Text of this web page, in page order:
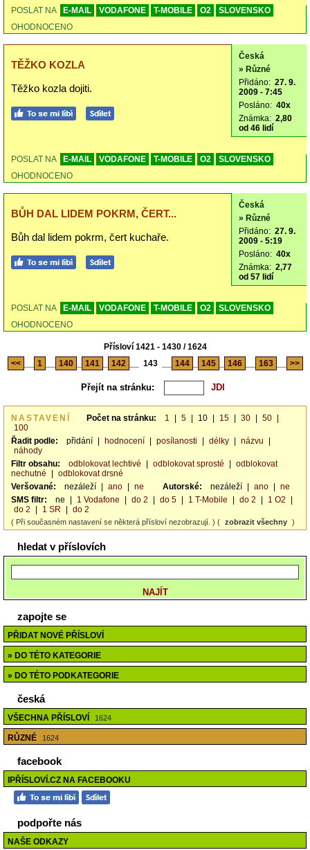
POSLAT NA E-MAIL VODAFONE T-MOBILE O2
SLOVENSKO
OHODNOCENO
TĚŽKO KOZLA
Těžko kozla dojiti.
Česká
» Různé
Přidáno: 27. 9.
2009 - 7:45
Posláno: 40x
Známka: 2,80
od 46 lidí
POSLAT NA E-MAIL VODAFONE T-MOBILE O2
SLOVENSKO
OHODNOCENO
BŮH DAL LIDEM POKRM, ČERT...
Bůh dal lidem pokrm, čert kuchaře.
Česká
» Různé
Přidáno: 27. 9.
2009 - 5:19
Posláno: 40x
Známka: 2,77
od 57 lidí
POSLAT NA E-MAIL VODAFONE T-MOBILE O2
SLOVENSKO
OHODNOCENO
Přísloví 1421 - 1430 / 1624
<<
1 140 141 142 143 144 145 146 163 >>
Přejít na stránku:
NASTAVENÍ Počet na stránku: 1 5 10 15 30 50
100
Řadit podle:
přidání hodnocení posílanosti délky názvu
náhody
Filtr obsahu:
odblokovat lechtivé odblokovat sprosté
odblokovat
nechutné
odblokovat drsné
Veršované:
nezáleží ano ne Autorské: nezáleží ano
ne
SMS filtr:
ne 1 Vodafone do 2 do 5 1 T-Mobile do 2 1 O2
do 2
1 SR do 2
( Při současném nastavení se některá přísloví nezobrazují. ) ( zobrazit všechny )
hledat v příslovích
zapojte se
PŘIDAT NOVÉ PŘÍSLOVÍ
» DO TÉTO KATEGORIE
» DO TÉTO PODKATEGORIE
česká
VŠECHNA PŘÍSLOVÍ 1624
RŮZNÉ 1624
facebook
IPŘÍSLOVÍ.CZ NA FACEBOOKU
podpořte nás
NAŠE ODKAZY